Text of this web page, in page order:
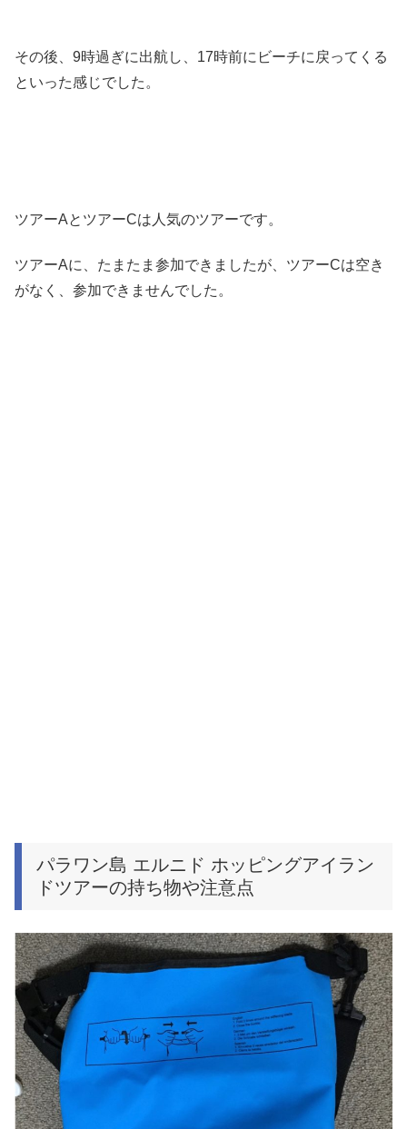
その後、9時過ぎに出航し、17時前にビーチに戻ってくる
といった感じでした。
ツアーAとツアーCは人気のツアーです。
ツアーAに、たまたま参加できましたが、ツアーCは空き
がなく、参加できませんでした。
パラワン島 エルニド ホッピングアイラン
ドツアーの持ち物や注意点